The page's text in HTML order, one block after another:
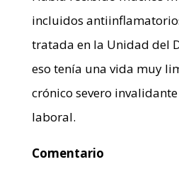
incluidos
tratada en la Unidad del
eso tenía una vida muy
crónico severo
laboral.
Comentario